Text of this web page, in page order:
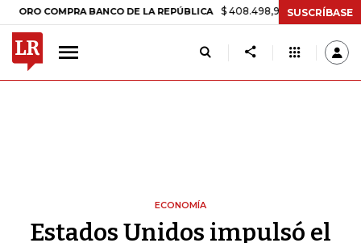
BANCO DE LA REPÚBLICA $ 408.498,97 +$ 8.753,81 +2,19%
SUSCRÍBASE
ECONOMÍA
Estados Unidos impulsó el